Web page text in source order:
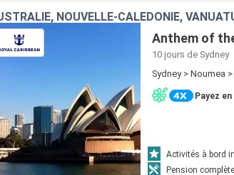
NOUVELLE-CALÉDONIE,
Anthem of
10 jours de Sydney
Sydney > Noumea
Payez en
Activités à bord
Pension complète